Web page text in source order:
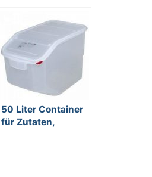
50 Liter Container
für Zutaten,